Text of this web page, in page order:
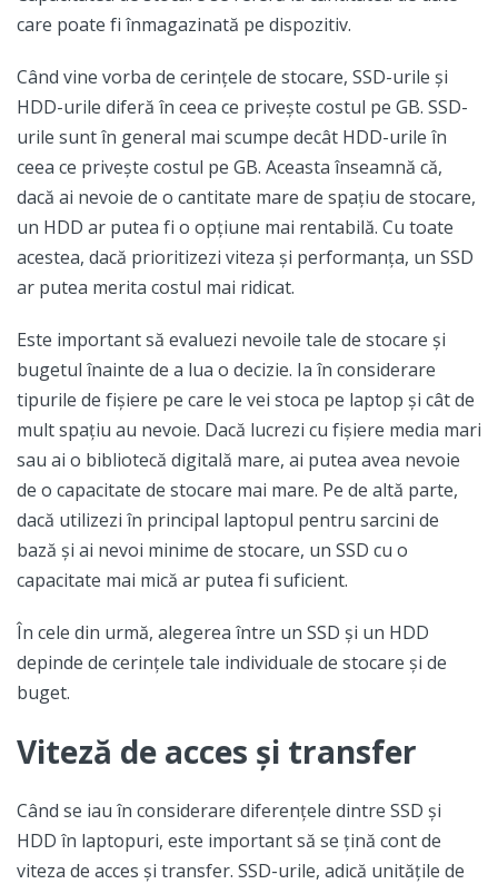
care poate fi înmagazinată pe dispozitiv.
Când vine vorba de cerințele de stocare, SSD-urile și
HDD-urile diferă în ceea ce privește costul pe GB. SSD-
urile sunt în general mai scumpe decât HDD-urile în
ceea ce privește costul pe GB. Aceasta înseamnă că,
dacă ai nevoie de o cantitate mare de spațiu de stocare,
un HDD ar putea fi o opțiune mai rentabilă. Cu toate
acestea, dacă prioritizezi viteza și performanța, un SSD
ar putea merita costul mai ridicat.
Este important să evaluezi nevoile tale de stocare și
bugetul înainte de a lua o decizie. Ia în considerare
tipurile de fișiere pe care le vei stoca pe laptop și cât de
mult spațiu au nevoie. Dacă lucrezi cu fișiere media mari
sau ai o bibliotecă digitală mare, ai putea avea nevoie
de o capacitate de stocare mai mare. Pe de altă parte,
dacă utilizezi în principal laptopul pentru sarcini de
bază și ai nevoi minime de stocare, un SSD cu o
capacitate mai mică ar putea fi suficient.
În cele din urmă, alegerea între un SSD și un HDD
depinde de cerințele tale individuale de stocare și de
buget.
Viteză de acces și transfer
Când se iau în considerare diferențele dintre SSD și
HDD în laptopuri, este important să se țină cont de
viteza de acces și transfer. SSD-urile, adică unitățile de